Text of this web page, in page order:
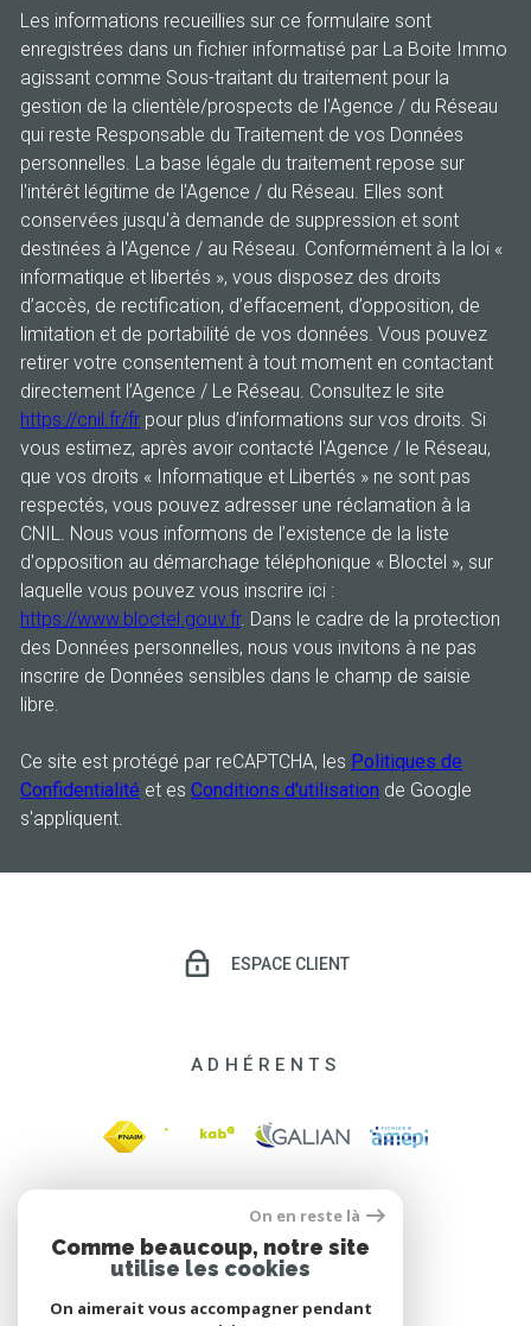
Les informations recueillies sur ce formulaire sont
enregistrées dans un fichier informatisé par La Boite Immo
agissant comme Sous-traitant du traitement pour la
gestion de la clientèle/prospects de l'Agence / du Réseau
qui reste Responsable du Traitement de vos Données
personnelles. La base légale du traitement repose sur
l'intérêt légitime de l'Agence / du Réseau. Elles sont
conservées jusqu'à demande de suppression et sont
destinées à l'Agence / au Réseau. Conformément à la loi «
informatique et libertés », vous disposez des droits
d’accès, de rectification, d’effacement, d’opposition, de
limitation et de portabilité de vos données. Vous pouvez
retirer votre consentement à tout moment en contactant
directement l’Agence / Le Réseau. Consultez le site
https://cnil.fr/fr pour plus d’informations sur vos droits. Si
vous estimez, après avoir contacté l'Agence / le Réseau,
que vos droits « Informatique et Libertés » ne sont pas
respectés, vous pouvez adresser une réclamation à la
CNIL. Nous vous informons de l’existence de la liste
d'opposition au démarchage téléphonique « Bloctel », sur
laquelle vous pouvez vous inscrire ici :
https://www.bloctel.gouv.fr. Dans le cadre de la protection
des Données personnelles, nous vous invitons à ne pas
inscrire de Données sensibles dans le champ de saisie
libre.
Ce site est protégé par reCAPTCHA, les Politiques de
Confidentialité et es Conditions d'utilisation de Google
s'appliquent.
ESPACE CLIENT
ADHÉRENTS
On en reste là
Comme beaucoup, notre site
utilise les cookies
On aimerait vous accompagner pendant